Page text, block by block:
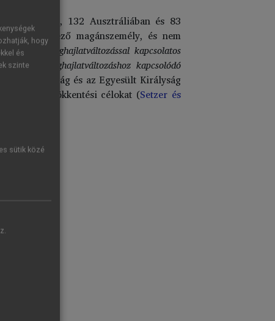
132 Ausztráliában és 83
kérelmező magánszemély, és nem
az éghajlatváltozással kapcsolatos
akkor az éghajlatváltozáshoz kapcsolódó
Németország és az Egyesült Királyság
célokat (Setzer és
hogy
és
szinte
sütik közé